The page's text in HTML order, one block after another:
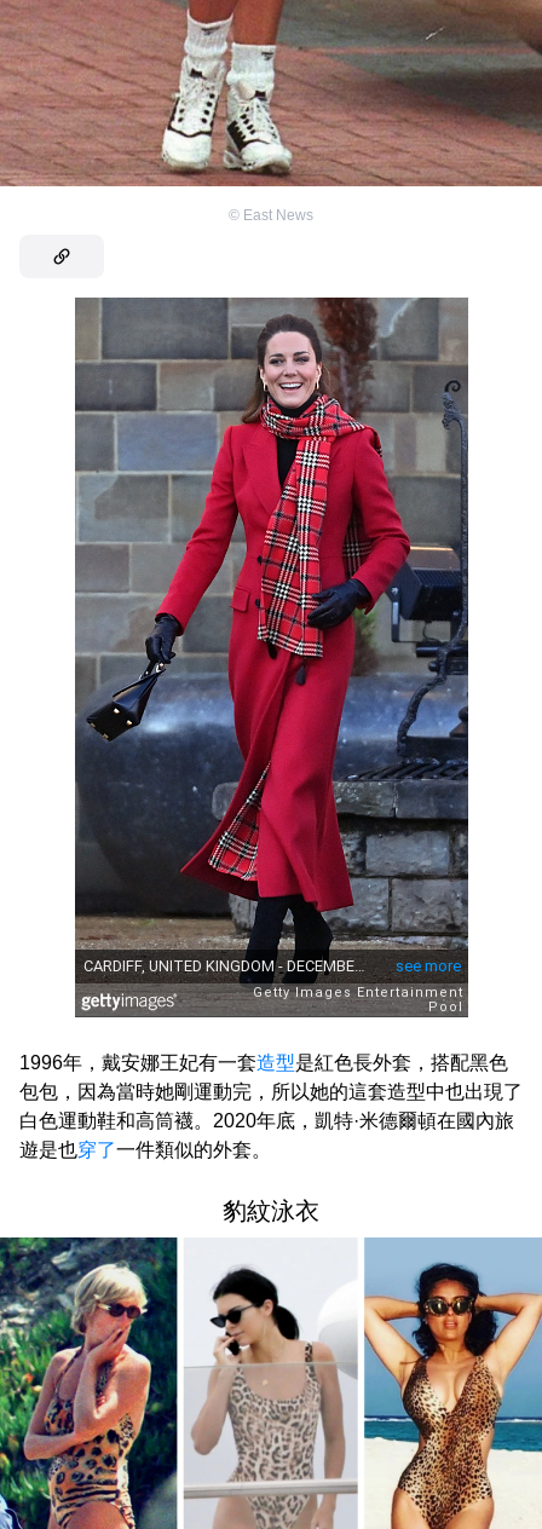
© East News
1996年，戴安娜王妃有一套造型是紅色長外套，搭配黑色
包包，因為當時她剛運動完，所以她的這套造型中也出現了
白色運動鞋和高筒襪。2020年底，凱特·米德爾頓在國內旅
遊是也穿了一件類似的外套。
豹紋泳衣